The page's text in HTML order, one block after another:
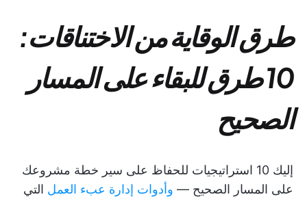
طرق الوقاية من الاختناقات:
10 طرق للبقاء على المسار
الصحيح
إليك 10 استراتيجيات للحفاظ على سير خطة مشروعك
على المسار الصحيح — وأدوات إدارة عبء العمل التي